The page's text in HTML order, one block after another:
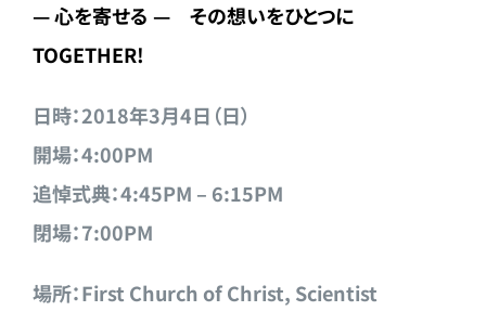
— 心を寄せる — その想いをひとつに
TOGETHER!
日時：2018年3月4日（日）
開場：4:00PM
追悼式典：4:45PM – 6:15PM
閉場：7:00PM
場所：First Church of Christ, Scientist